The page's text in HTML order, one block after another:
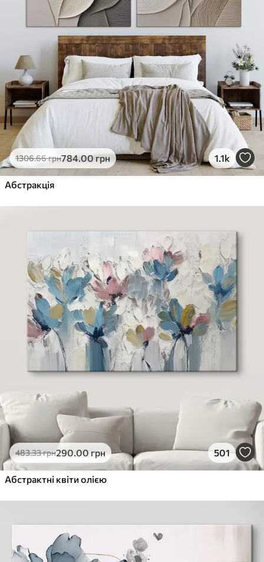
1306.66грн784.00грн 1.1k
Абстракція
483.33грн290.00грн 501
Абстрактні квіти олією